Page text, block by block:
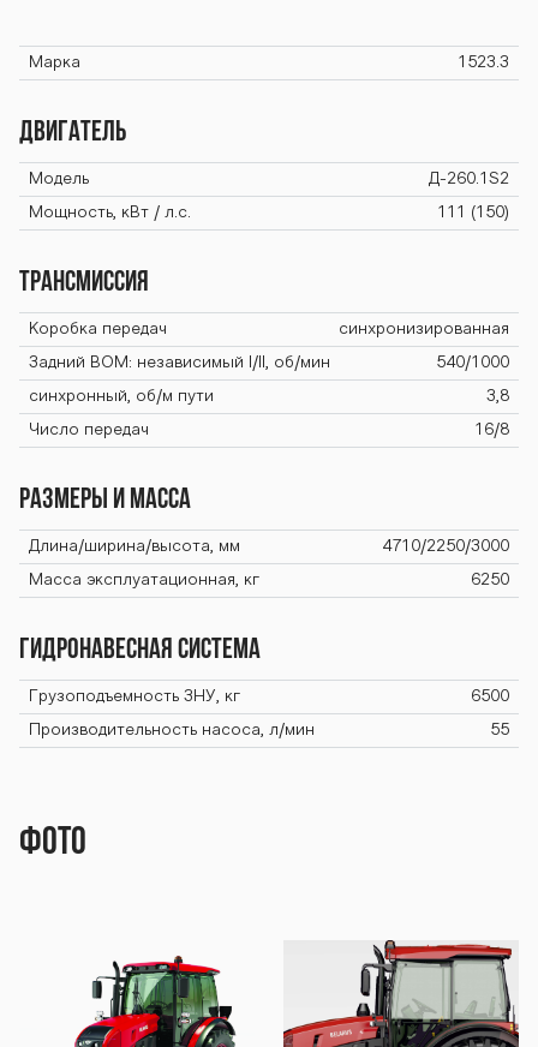
seriya-1500-1
523-3 seriya-1
500-1523-3 se
riya-1500-152
3-3 seriya-150
0-1523-3 seri
ya-1500-1523-
3 seriya-1500-
1523-3 seriya-
1500-1523-3 s
Марка 1523.3
ДВИГАТЕЛЬ
Модель Д-260.1S2
Мощность, кВт / л.с. 111 (150)
ТРАНСМИССИЯ
Коробка передач синхронизированная
Задний BOM: независимый I/II, об/мин 540/1000
синхронный, об/м пути 3,8
Число передач 16/8
РАЗМЕРЫ И МАССА
Длина/ширина/высота, мм 4710/2250/3000
Масса эксплуатационная, кг 6250
ГИДРОНАВЕСНАЯ СИСТЕМА
Грузоподъемность ЗНУ, кг 6500
Производительность насоса, л/мин 55
Фото